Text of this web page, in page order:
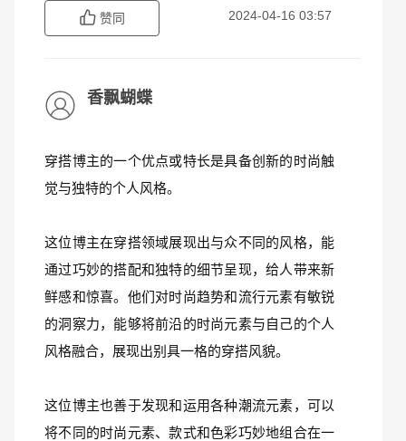
赞同 2024-04-16 03:57
香飘蝴蝶
穿搭博主的一个优点或特长是具备创新的时尚触
觉与独特的个人风格。
这位博主在穿搭领域展现出与众不同的风格，能
通过巧妙的搭配和独特的细节呈现，给人带来新
鲜感和惊喜。他们对时尚趋势和流行元素有敏锐
的洞察力，能够将前沿的时尚元素与自己的个人
风格融合，展现出别具一格的穿搭风貌。
这位博主也善于发现和运用各种潮流元素，可以
将不同的时尚元素、款式和色彩巧妙地组合在一